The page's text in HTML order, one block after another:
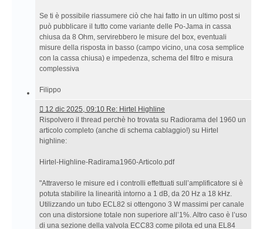
Se ti è possibile riassumere ciò che hai fatto in un ultimo post si
può pubblicare il tutto come variante delle Po-Jama in cassa
chiusa da 8 Ohm, servirebbero le misure del box, eventuali
misure della risposta in basso (campo vicino, una cosa semplice
con la cassa chiusa) e impedenza, schema del filtro e misura
complessiva
Filippo
12
dic
2025,
09:10 Re:
Highline
12 dic 2025, 09:10 Re: Hirtel Highline
Rispolvero il thread perchè ho trovata su Radiorama del 1960 un
articolo completo (anche di schema cablaggio!) su Hirtel
highline:
Hirtel-Highline-Radirama1960-Articolo.pdf
"Attraverso le misure ed i controlli effettuati sull’amplificatore si è
potuta stabilire la linearità intorno a 1 dB, da 20 Hz a 18 kHz.
Utilizzando un tubo ECL82 si ottengono 3 W massimi per canale
con una distorsione totale non superiore all’1%. Altro caso è l’uso
di una sezione della valvola ECC83 come pilota ed una EL84